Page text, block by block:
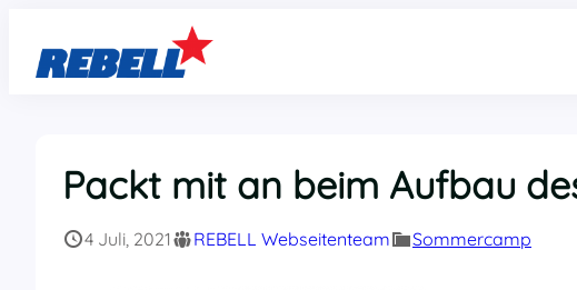
springen
Packt mit an beim Aufbau
4 Juli, 2021 REBELL Webseitenteam Sommercamp